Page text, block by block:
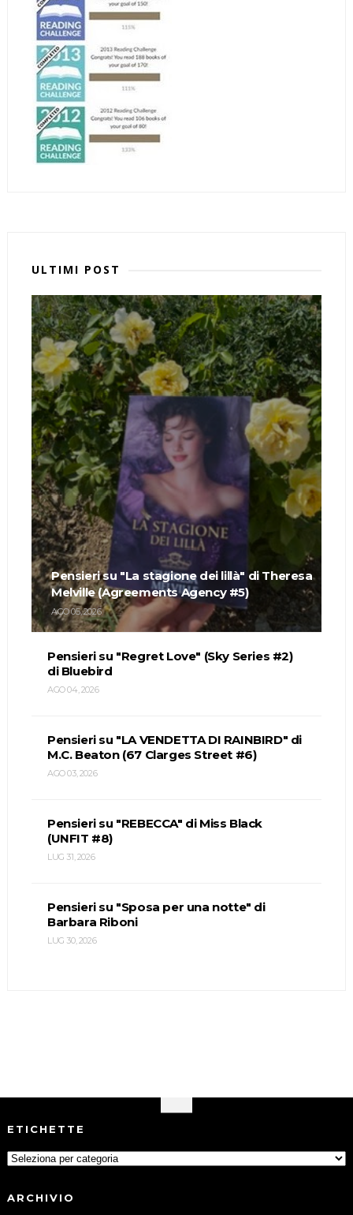
ULTIMI POST
Pensieri su "La stagione dei lillà" di Theresa
Melville (Agreements Agency #5)
AGO 05, 2026
Pensieri su "Regret Love" (Sky Series #2)
di Bluebird
AGO 04, 2026
Pensieri su "LA VENDETTA DI RAINBIRD" di
M.C. Beaton (67 Clarges Street #6)
AGO 03, 2026
Pensieri su "REBECCA" di Miss Black
(UNFIT #8)
LUG 31, 2026
Pensieri su "Sposa per una notte" di
Barbara Riboni
LUG 30, 2026
ETICHETTE
ARCHIVIO